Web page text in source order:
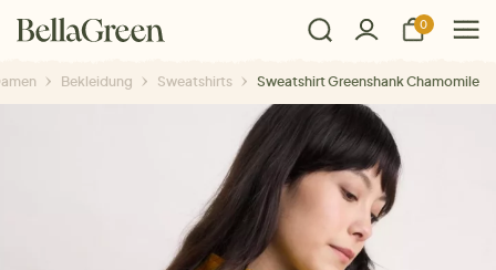
0
Bekleidung Sweatshirts Sweatshirt Greenshank Chamomile